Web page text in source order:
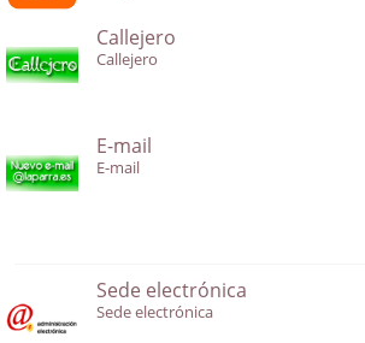
Callejero
Callejero
E-mail
E-mail
Sede electrónica
Sede electrónica